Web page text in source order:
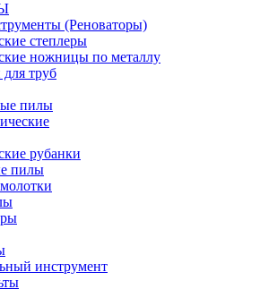
(Реноваторы)
степлеры
ножницы по металлу
труб
пилы
рубанки
пилы
инструмент